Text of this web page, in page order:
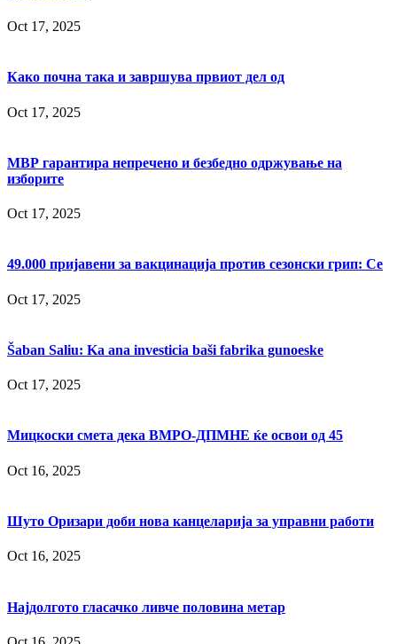
Oct 17, 2025
Како почна така и завршува првиот дел од
Oct 17, 2025
МВР гарантира непречено и безбедно одржување на
изборите
Oct 17, 2025
49.000 пријавени за вакцинација против сезонски грип: Се
Oct 17, 2025
Šaban Saliu: Ka ana investicia baši fabrika gunoeske
Oct 17, 2025
Мицкоски смета дека ВМРО-ДПМНЕ ќе освои од 45
Oct 16, 2025
Шуто Оризари доби нова канцеларија за управни работи
Oct 16, 2025
Најдолгото гласачко ливче половина метар